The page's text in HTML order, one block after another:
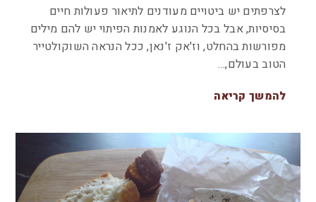
לצרפתים יש ביטויים מעודנים לתיאור פעולות חיים
בסיסיות, אבל בכל הנוגע לאמנות הפיתוי יש להם מילים
מפורשות בהחלט, וז'אק ז'נאן, ככל הנראה השוקולטייר
הטוב בעולם,…
להמשך קריאה